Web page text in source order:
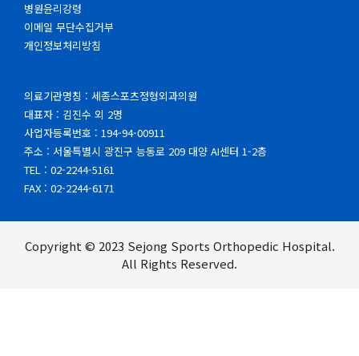
병원윤리강령
이메일 무단수집거부
개인정보처리방침
의료기관명칭 : 세종스포츠정형외과의원
대표자 : 김진수 외 2명
사업자등록번호 : 194-94-00911
주소 : 서울특별시 광진구 능동로 209 대양 AI센터 1-2층
TEL : 02-2244-5161
FAX : 02-2244-6171
Copyright © 2023 Sejong Sports Orthopedic Hospital.
All Rights Reserved.